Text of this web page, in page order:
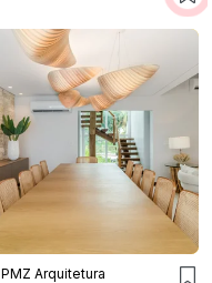
PMZ Arquitetura